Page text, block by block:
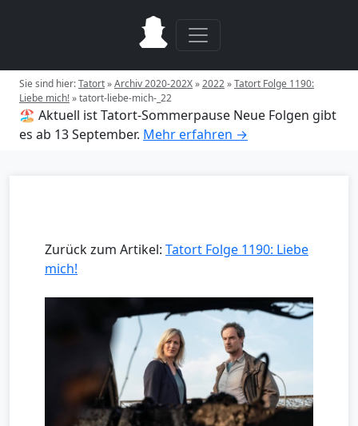
Sie sind hier:Tatort»Archiv 2020-202X»2022»Tatort Folge 1190:
Liebe mich!»tatort-liebe-mich-_22
🏖️ Aktuell ist Tatort-Sommerpause Neue Folgen gibt
es ab 13 September. Mehr erfahren →
Zurück zum Artikel: Tatort Folge 1190: Liebe
mich!